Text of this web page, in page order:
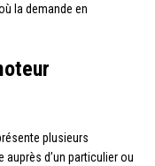
la demande en
plusieurs
d’un particulier ou